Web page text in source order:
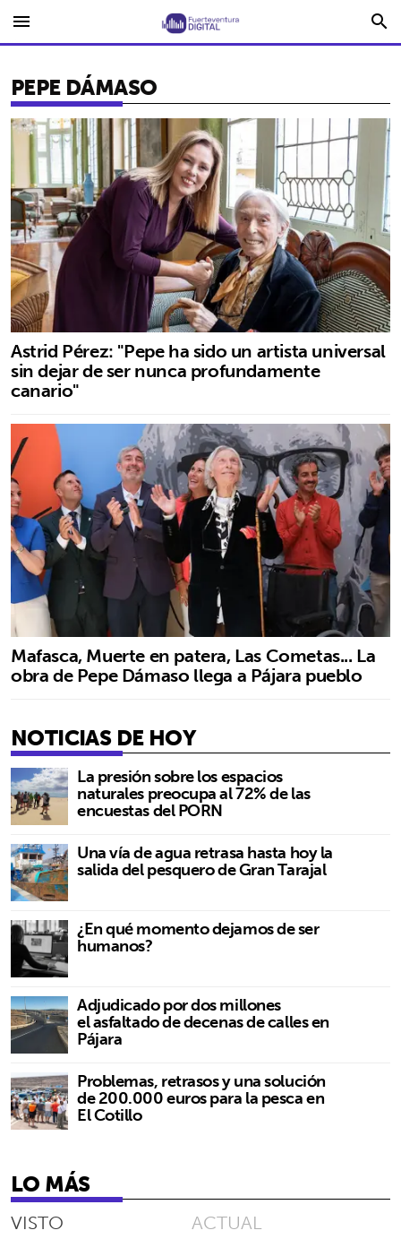
menu search
PEPE DÁMASO
Astrid Pérez: "Pepe ha sido un artista universal
sin dejar de ser nunca profundamente
canario"
Mafasca, Muerte en patera, Las Cometas... La
obra de Pepe Dámaso llega a Pájara pueblo
NOTICIAS DE HOY
La presión sobre los espacios
naturales preocupa al 72% de las
encuestas del PORN
Una vía de agua retrasa hasta hoy la
salida del pesquero de Gran Tarajal
¿En qué momento dejamos de ser
humanos?
Adjudicado por dos millones
el asfaltado de decenas de calles en
Pájara
Problemas, retrasos y una solución
de 200.000 euros para la pesca en
El Cotillo
LO MÁS
VISTO ACTUAL